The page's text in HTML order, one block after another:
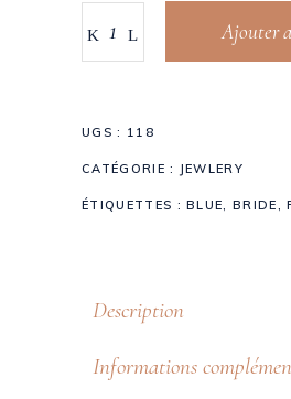
Ajouter
UGS : 118
CATÉGORIE : JEWLERY
ÉTIQUETTES :BLUE,BRIDE,
Description
Informations